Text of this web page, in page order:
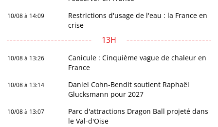
10/08 à 14:09
Restrictions d'usage de l'eau : la France en
crise
13H
10/08 à 13:26
Canicule : Cinquième vague de chaleur en
France
10/08 à 13:14
Daniel Cohn-Bendit soutient Raphaël
Glucksmann pour 2027
10/08 à 13:07
Parc d'attractions Dragon Ball projeté dans
le Val-d'Oise